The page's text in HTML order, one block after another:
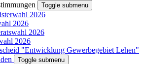
Toggle submenu
2026
2026
2026
2026
"Entwicklung Gewerbegebiet Lehen"
Toggle submenu